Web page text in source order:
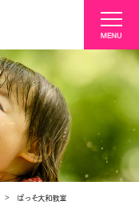
ぱっそ大和教室